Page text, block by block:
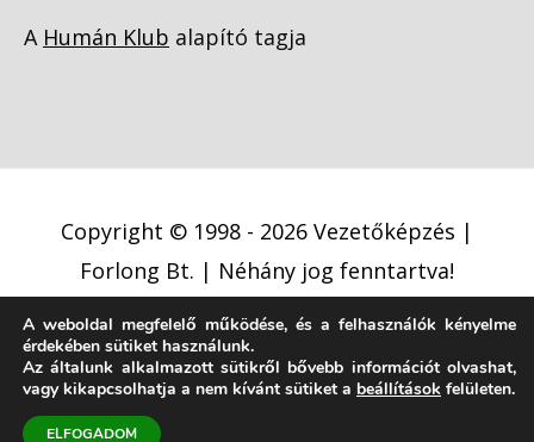
A Humán Klub alapító tagja
Copyright © 1998 - 2026 Vezetőképzés |
Forlong Bt. | Néhány jog fenntartva!
Adatkezelési tájékoztató
Cookie (süti) szabályzat
Jogi nyilatkozat
A weboldal megfelelő működése, és a felhasználók kényelme
érdekében sütiket használunk.
Az általunk alkalmazott sütikről bővebb információt olvashat,
vagy kikapcsolhatja a nem kívánt sütiket a beállítások felületen.
ELFOGADOM